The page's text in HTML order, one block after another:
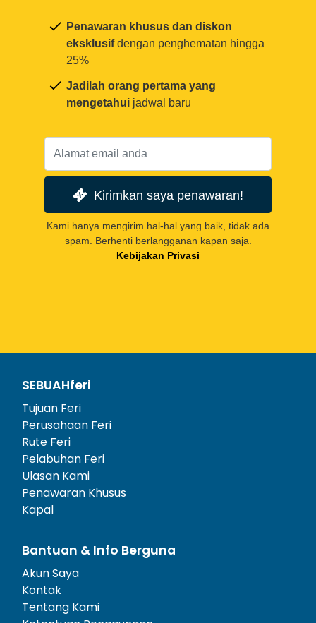
Penawaran khusus dan diskon
eksklusifdengan penghematan hingga
25%
Jadilah orang pertama yang
mengetahui jadwal baru
Kirimkan saya penawaran!
Kami hanya mengirim hal-hal yang baik, tidak ada
spam. Berhenti berlangganan kapan saja.
Kebijakan Privasi
SEBUAHferi
Tujuan Feri
Perusahaan Feri
Rute Feri
Pelabuhan Feri
Ulasan Kami
Penawaran Khusus
Kapal
Bantuan & Info Berguna
Akun Saya
Kontak
Tentang Kami